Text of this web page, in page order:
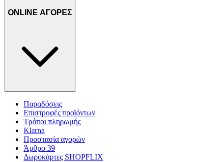
ONLINE ΑΓΟΡΕΣ
Παραδόσεις
Επιστροφές προϊόντων
Τρόποι πληρωμής
Klarna
Προστασία αγορών
Άρθρο 39
Δωροκάρτες SHOPFLIX